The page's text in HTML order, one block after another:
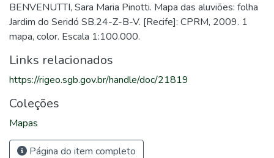
BENVENUTTI, Sara Maria Pinotti. Mapa das aluviões: folha
Jardim do Seridó SB.24-Z-B-V. [Recife]: CPRM, 2009. 1
mapa, color. Escala 1:100.000.
Links relacionados
https://rigeo.sgb.gov.br/handle/doc/21819
Coleções
Mapas
Página do item completo